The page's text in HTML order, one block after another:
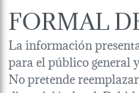
FORMAL
La información
para el público general
No pretende